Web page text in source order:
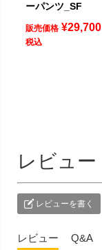
ーパンツ_SF
販売価格 ¥29,700
税込
レビュー
レビューを書く
レビュー Q&A